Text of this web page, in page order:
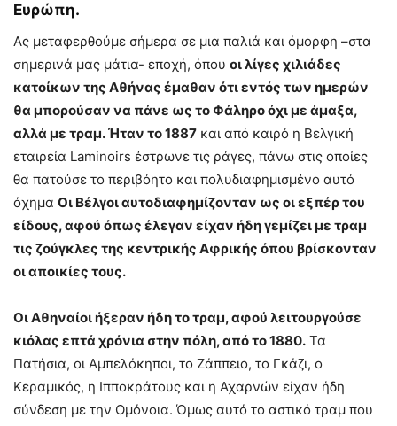
Ευρώπη.
Ας μεταφερθούμε σήμερα σε μια παλιά και όμορφη –στα
σημερινά μας μάτια- εποχή, όπου οι λίγες χιλιάδες
κατοίκων της Αθήνας έμαθαν ότι εντός των ημερών
θα μπορούσαν να πάνε ως το Φάληρο όχι με άμαξα,
αλλά με τραμ. Ήταν το 1887 και από καιρό η Βελγική
εταιρεία Laminoirs έστρωνε τις ράγες, πάνω στις οποίες
θα πατούσε το περιβόητο και πολυδιαφημισμένο αυτό
όχημα Οι Βέλγοι αυτοδιαφημίζονταν ως οι εξπέρ του
είδους, αφού όπως έλεγαν είχαν ήδη γεμίζει με τραμ
τις ζούγκλες της κεντρικής Αφρικής όπου βρίσκονταν
οι αποικίες τους.
Οι Αθηναίοι ήξεραν ήδη το τραμ, αφού λειτουργούσε
κιόλας επτά χρόνια στην πόλη, από το 1880. Τα
Πατήσια, οι Αμπελόκηποι, το Ζάππειο, το Γκάζι, ο
Κεραμικός, η Ιπποκράτους και η Αχαρνών είχαν ήδη
σύνδεση με την Ομόνοια. Όμως αυτό το αστικό τραμ που